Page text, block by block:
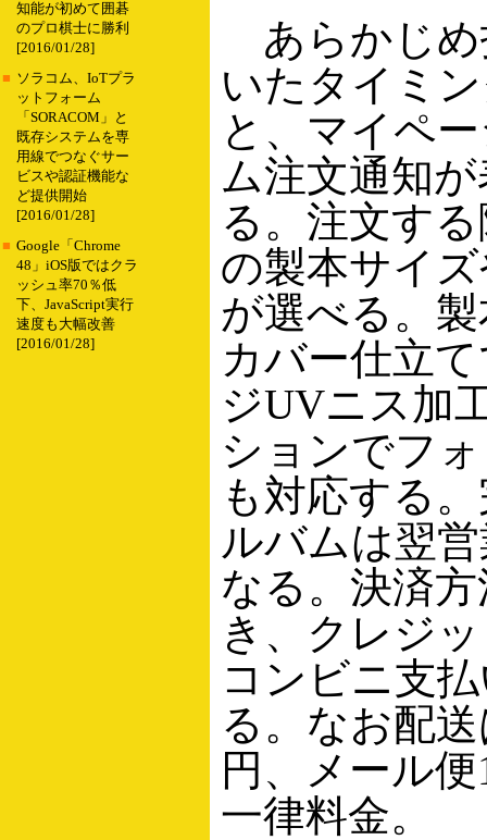
知能が初めて囲碁
のプロ棋士に勝利
[2016/01/28]
■ ソラコム、IoTプラ
ットフォーム
「SORACOM」と
既存システムを専
用線でつなぐサー
ビスや認証機能な
ど提供開始
[2016/01/28]
■ Google「Chrome
48」iOS版ではクラ
ッシュ率70％低
下、JavaScript実行
速度も大幅改善
[2016/01/28]
あらかじめ
いたタイミ
と、マイペ
ム注文通知
る。注文す
の製本サイ
が選べる。
カバー仕立
ジUVニス加
ションでフ
も対応する
ルバムは翌
なる。決済
き、クレジ
コンビニ支
る。なお配
円、メール
一律料金。